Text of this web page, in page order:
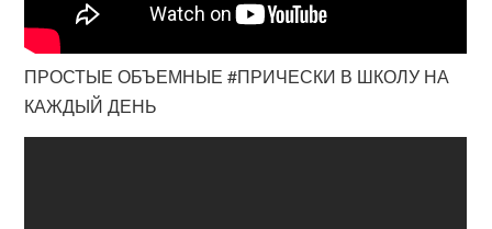
ПРОСТЫЕ ОБЪЕМНЫЕ #ПРИЧЕСКИ В ШКОЛУ НА
КАЖДЫЙ ДЕНЬ